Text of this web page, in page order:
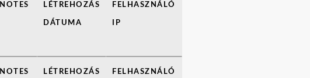
NOTES LÉTREHOZÁS
DÁTUMA
FELHASZNÁLÓ
IP
NOTES LÉTREHOZÁS FELHASZNÁLÓ